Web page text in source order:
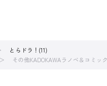
とらドラ！(11)
その他KADOKAWAラノベ＆コミッ